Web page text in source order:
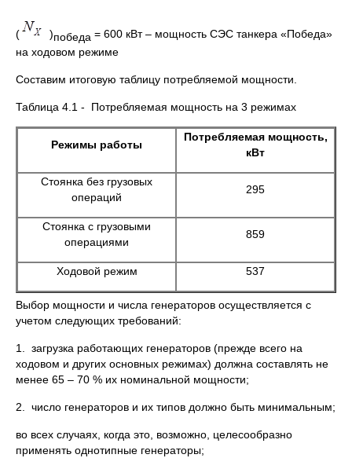
( )победа = 600 кВт – мощность СЭС танкера «Победа»
на ходовом режиме
Составим итоговую таблицу потребляемой мощности.
Таблица 4.1 - Потребляемая мощность на 3 режимах
Режимы работы
Потребляемая мощность,
кВт
Стоянка без грузовых
операций
295
Стоянка с грузовыми
операциями
859
Ходовой режим 537
Выбор мощности и числа генераторов осуществляется с
учетом следующих требований:
1. загрузка работающих генераторов (прежде всего на
ходовом и других основных режимах) должна составлять не
менее 65 – 70 % их номинальной мощности;
2. число генераторов и их типов должно быть минимальным;
во всех случаях, когда это, возможно, целесообразно
применять однотипные генераторы;